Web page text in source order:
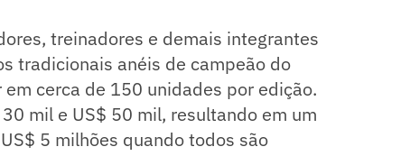
treinadores e demais integrantes
tradicionais anéis de campeão do
cerca de 150 unidades por edição.
mil e US$ 50 mil, resultando em um
5 milhões quando todos são